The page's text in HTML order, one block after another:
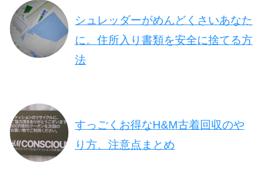
シュレッダーがめんどくさいあなた
に。住所入り書類を安全に捨てる方
法
すっごくお得なH&M古着回収のや
り方、注意点まとめ